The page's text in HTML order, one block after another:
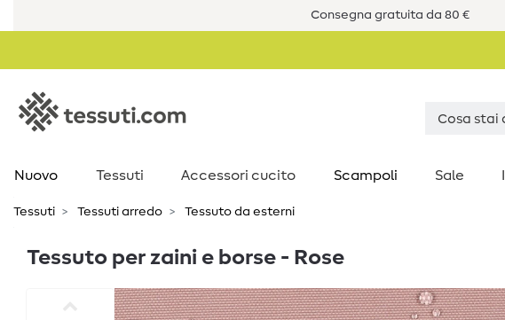
Consegna gratuita da 80 €
Nuovo Tessuti Accessori cucito Scampoli Sale
Tessuti Tessuti arredo Tessuto da esterni
Tessuto per zaini e borse - Rose